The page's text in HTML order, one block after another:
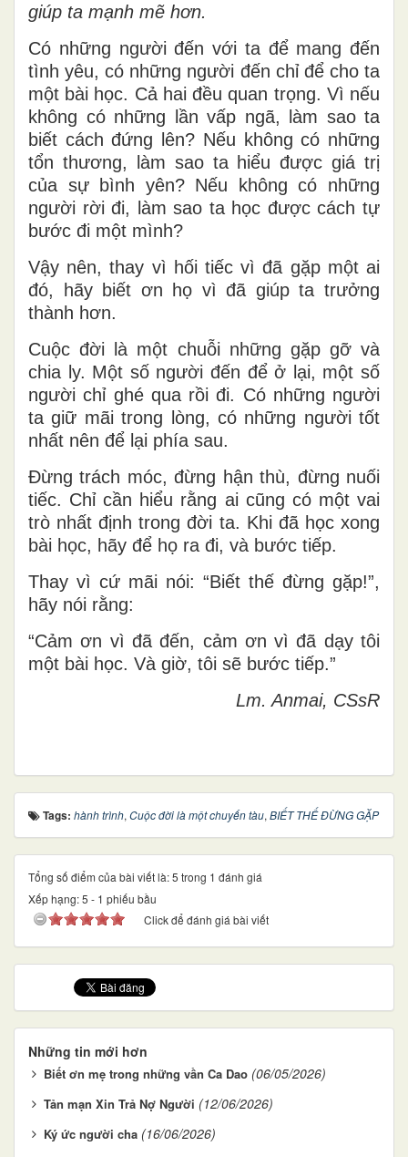
giúp ta mạnh mẽ hơn.
Có những người đến với ta để mang đến
tình yêu, có những người đến chỉ để cho ta
một bài học. Cả hai đều quan trọng. Vì nếu
không có những lần vấp ngã, làm sao ta
biết cách đứng lên? Nếu không có những
tổn thương, làm sao ta hiểu được giá trị
của sự bình yên? Nếu không có những
người rời đi, làm sao ta học được cách tự
bước đi một mình?
Vậy nên, thay vì hối tiếc vì đã gặp một ai
đó, hãy biết ơn họ vì đã giúp ta trưởng
thành hơn.
Cuộc đời là một chuỗi những gặp gỡ và
chia ly. Một số người đến để ở lại, một số
người chỉ ghé qua rồi đi. Có những người
ta giữ mãi trong lòng, có những người tốt
nhất nên để lại phía sau.
Đừng trách móc, đừng hận thù, đừng nuối
tiếc. Chỉ cần hiểu rằng ai cũng có một vai
trò nhất định trong đời ta. Khi đã học xong
bài học, hãy để họ ra đi, và bước tiếp.
Thay vì cứ mãi nói: “Biết thế đừng gặp!”,
hãy nói rằng:
“Cảm ơn vì đã đến, cảm ơn vì đã dạy tôi
một bài học. Và giờ, tôi sẽ bước tiếp.”
Lm. Anmai, CSsR
Tags: hành trình, Cuộc đời là một chuyến tàu, BIẾT THẾ ĐỪNG GẶP
Tổng số điểm của bài viết là: 5 trong 1 đánh giá
Xếp hạng:5 - 1 phiếu bầu
Click để đánh giá bài viết
Những tin mới hơn
Biết ơn mẹ trong những vần Ca Dao (06/05/2026)
Tản mạn Xin Trả Nợ Người (12/06/2026)
Ký ức người cha (16/06/2026)